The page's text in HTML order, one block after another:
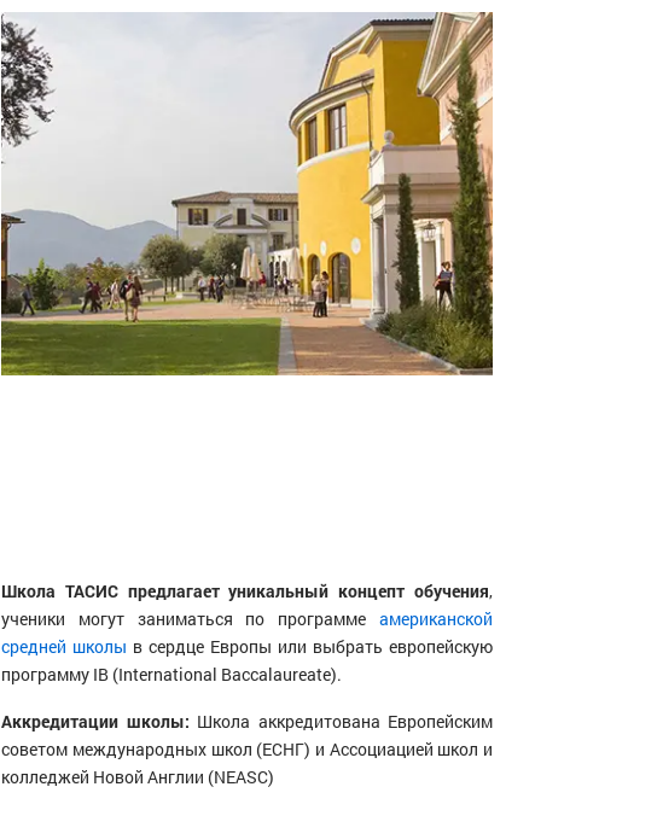
ОАЭ
Нидерланды
Школа ТАСИС предлагает уникальный концепт обучения,
ученики могут заниматься по программе американской
средней школы в сердце Европы или выбрать европейскую
программу IB (International Baccalaureate).
Аккредитации школы: Школа аккредитована Европейским
советом международных школ (ЕСНГ) и Ассоциацией школ и
колледжей Новой Англии (NEASC)